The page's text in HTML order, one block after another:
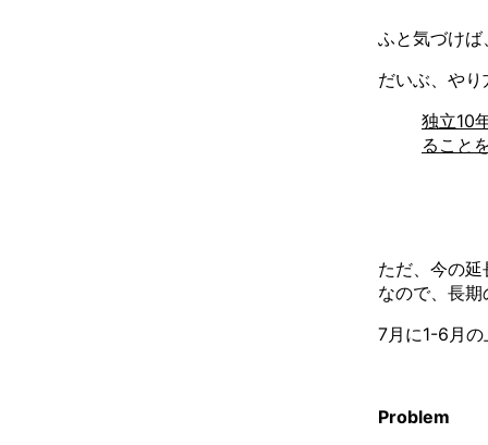
ふと気づけ
だいぶ、や
独立10
ること
ただ、今の
なので、長
7月に1-6月
Problem